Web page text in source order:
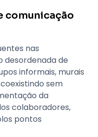
comunicação
nas
desordenada de
informais, murais
sem
da
colaboradores,
pontos